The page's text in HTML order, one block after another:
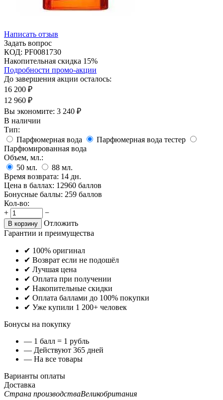
Написать отзыв
Задать вопрос
КОД: PF0081730
Накопительная скидка 15%
Подробности промо-акции
До завершения акции осталось:
16 200 ₽
12 960 ₽
Вы экономите: 3 240 ₽
В наличии
Тип:
Парфюмерная вода
Парфюмерная вода тестер
Парфюмированная вода
Объем, мл.:
50 мл. 88 мл.
Время возврата: 14 дн.
Цена в баллах: 12960 баллов
Бонусные баллы: 259 баллов
Кол-во:
+
−
В корзину
Отложить
Гарантии и преимущества
✔ 100% оригинал
✔ Возврат если не подошёл
✔ Лучшая цена
✔ Оплата при получении
✔ Накопительные скидки
✔ Оплата баллами до 100% покупки
✔ Уже купили 1 200+ человек
Бонусы на покупку
— 1 балл = 1 рубль
— Действуют 365 дней
— На все товары
Варианты оплаты
Доставка
Страна производстваВеликобритания